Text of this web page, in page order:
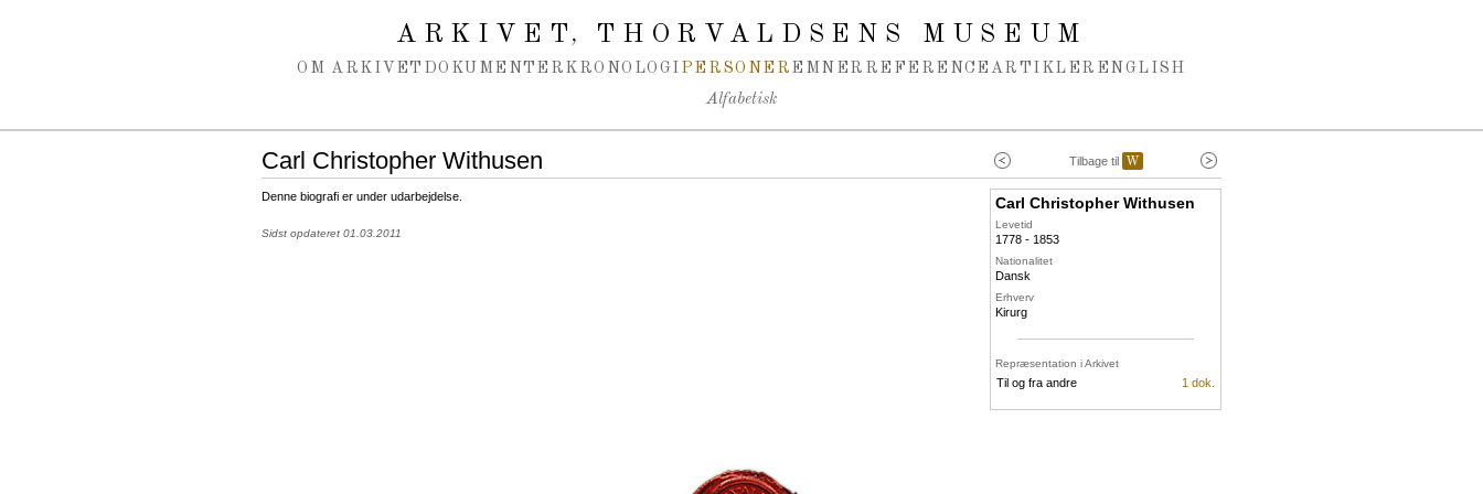
ARKIVET, THORVALDSENS MUSEUM
OM ARKIVET DOKUMENTER KRONOLOGI PERSONER EMNER REFERENCEARTIKLER ENGLISH
Alfabetisk
Tilbage til W
Carl Christopher Withusen
Denne biografi er under udarbejdelse.
Sidst opdateret 01.03.2011
Carl Christopher Withusen
Levetid
1778 - 1853
Nationalitet
Dansk
Erhverv
Kirurg
Repræsentation i Arkivet
Til og fra andre 1 dok.